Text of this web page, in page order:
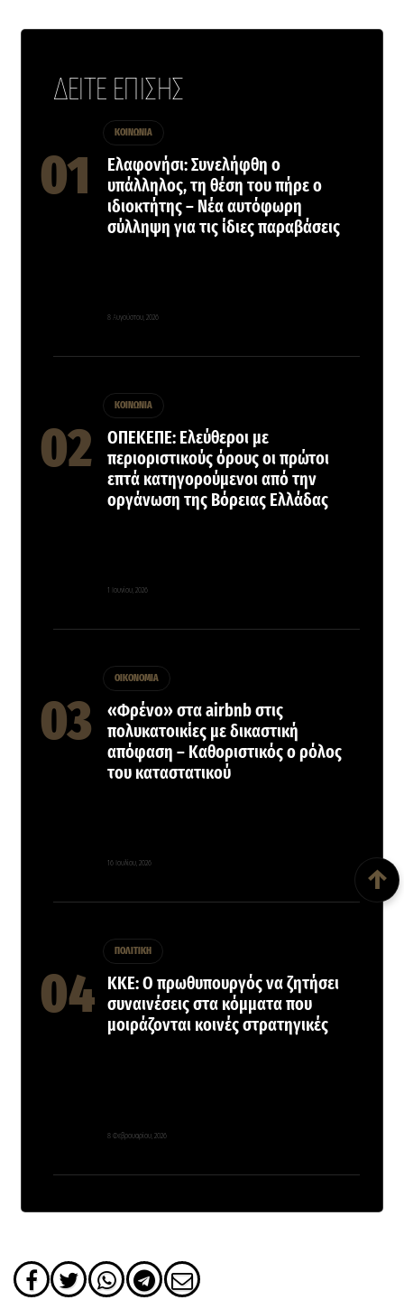
ΔΕΙΤΕ ΕΠΙΣΗΣ
ΚΟΙΝΩΝΙΑ
Ελαφονήσι: Συνελήφθη ο
υπάλληλος, τη θέση του πήρε ο
ιδιοκτήτης – Νέα αυτόφωρη
σύλληψη για τις ίδιες παραβάσεις
8 Αυγούστου, 2026
ΚΟΙΝΩΝΙΑ
ΟΠΕΚΕΠΕ: Ελεύθεροι με
περιοριστικούς όρους οι πρώτοι
επτά κατηγορούμενοι από την
οργάνωση της Βόρειας Ελλάδας
1 Ιουνίου, 2026
ΟΙΚΟΝΟΜΙΑ
«Φρένο» στα airbnb στις
πολυκατοικίες με δικαστική
απόφαση – Καθοριστικός ο ρόλος
του καταστατικού
16 Ιουλίου, 2026
ΠΟΛΙΤΙΚΗ
ΚΚΕ: Ο πρωθυπουργός να ζητήσει
συναινέσεις στα κόμματα που
μοιράζονται κοινές στρατηγικές
8 Φεβρουαρίου, 2026
↑